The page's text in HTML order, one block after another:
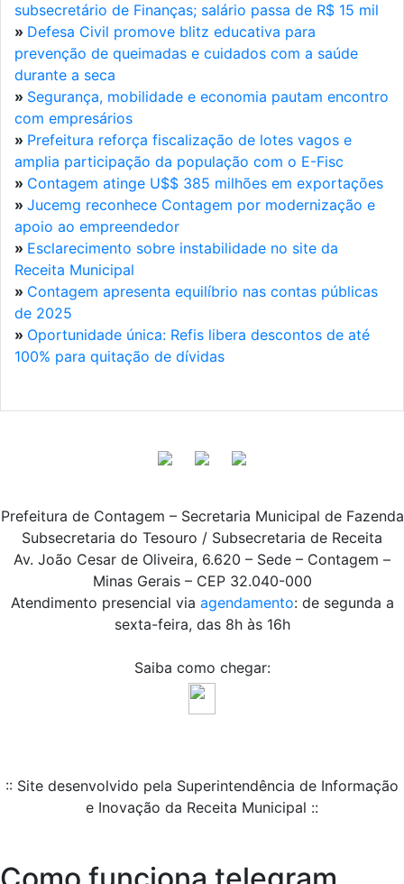
subsecretário de Finanças; salário passa de R$ 15 mil
» Defesa Civil promove blitz educativa para
prevenção de queimadas e cuidados com a saúde
durante a seca
» Segurança, mobilidade e economia pautam encontro
com empresários
» Prefeitura reforça fiscalização de lotes vagos e
amplia participação da população com o E-Fisc
» Contagem atinge U$$ 385 milhões em exportações
» Jucemg reconhece Contagem por modernização e
apoio ao empreendedor
» Esclarecimento sobre instabilidade no site da
Receita Municipal
» Contagem apresenta equilíbrio nas contas públicas
de 2025
» Oportunidade única: Refis libera descontos de até
100% para quitação de dívidas
Prefeitura de Contagem – Secretaria Municipal de Fazenda
Subsecretaria do Tesouro / Subsecretaria de Receita
Av. João Cesar de Oliveira, 6.620 – Sede – Contagem –
Minas Gerais – CEP 32.040-000
Atendimento presencial via agendamento: de segunda a
sexta-feira, das 8h às 16h
Saiba como chegar:
:: Site desenvolvido pela Superintendência de Informação
e Inovação da Receita Municipal ::